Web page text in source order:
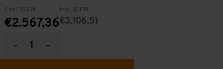
Excl. BTW
€2.567,36
Incl. BTW
€3.106,51
Hoeveelheid
verlagen
Hoeveelheid
verhogen